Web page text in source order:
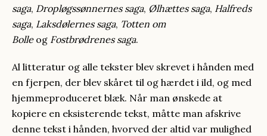
saga, Dropløgssønnernes saga, Ølhættes saga, Halfreds
saga, Laksdølernes saga, Totten om
Bolleog Fostbrødrenes saga.
Al litteratur og alle tekster blev skrevet i hånden med
en fjerpen, der blev skåret til og hærdet i ild, og med
hjemmeproduceret blæk. Når man ønskede at
kopiere en eksisterende tekst, måtte man afskrive
denne tekst i hånden, hvorved der altid var mulighed